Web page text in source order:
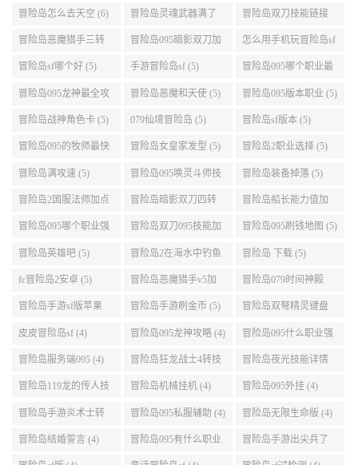
升级的地方 (6)
冒险岛怎么去天空 (6) 冒险岛灵魂武器满了
(6)
冒险岛双刀技能链接
(5)
冒险岛恶魔猎手三转
技能加点顺序 (5)
冒险岛095暗影双刀加
点 (5)
怎么用手机玩冒险岛sf
(5)
冒险岛sf哪个好 (5) 手游冒险岛sf (5) 冒险岛095哪个职业最
好 (5)
冒险岛095龙神最全攻
略 (5)
冒险岛恶魔和天使 (5) 冒险岛095版本职业 (5)
冒险岛战神角色卡 (5) 079仙境冒险岛 (5) 冒险岛sf版本 (5)
冒险岛095的牧师最快
升级路线 (5)
冒险岛女皇家发型 (5) 冒险岛2职业选择 (5)
冒险岛满攻速 (5) 冒险岛095唤灵斗师技
能介绍 (5)
冒险岛装备掉落 (5)
冒险岛2国服法师加点
(5)
冒险岛暗影双刀四转
任务 (5)
冒险岛船长能力值加
点 (5)
冒险岛095哪个职业强
势 (5)
冒险岛双刀095技能加
点 (5)
冒险岛095刷钱地图 (5)
冒险岛英雄吧 (5) 冒险岛2在海水中钓鱼
(5)
冒险岛 下载 (5)
fc冒险岛2安卓 (5) 冒险岛恶魔猎手v5加
点 (5)
冒险岛079时间神殿
999任务 (5)
冒险岛手游sf版苹果
(5)
冒险岛手游刷金币 (5) 冒险岛双弩精灵键盘
设置 (5)
皮皮冒险岛sf (4) 冒险岛095龙神攻略 (4) 冒险岛095什么职业强
(4)
冒险岛服务端095 (4) 冒险岛狂龙战士4转技
能加点 (4)
冒险岛夜光技能详情
(4)
冒险岛119龙的传人技
能加点 (4)
冒险岛机械挂机 (4) 冒险岛095外挂 (4)
冒险岛手游炎术士转
职 (4)
冒险岛095私服辅助 (4) 冒险岛无限生命版 (4)
冒险岛结婚誓言 (4) 冒险岛095有什么职业
(4)
冒险岛手游出尖兵了
吗 (4)